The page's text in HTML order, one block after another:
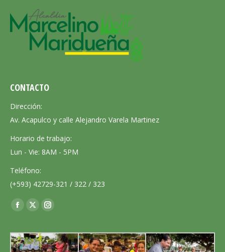
CONTACTO
Dirección:
Av. Acapulco y calle Alejandro Varela Martinez
Horario de trabajo:
Lun - Vie: 8AM - 5PM
Teléfono:
(+593) 42729-321 / 322 / 323
Encuéntranos en:
Facebook
opens
in
X
opens
in
Instagram
opens
in